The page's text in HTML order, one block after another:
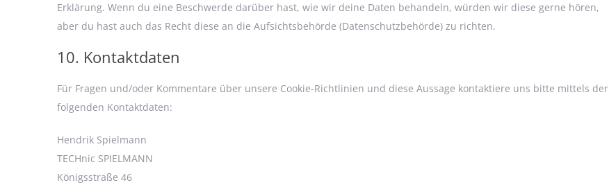
Erklärung. Wenn du eine Beschwerde darüber hast, wie wir deine Daten behandeln, würden wir diese gerne hören,
aber du hast auch das Recht diese an die Aufsichtsbehörde (Datenschutzbehörde) zu richten.
10. Kontaktdaten
Für Fragen und/oder Kommentare über unsere Cookie-Richtlinien und diese Aussage kontaktiere uns bitte mittels der
folgenden Kontaktdaten:
Hendrik Spielmann
TECHnic SPIELMANN
Königsstraße 46